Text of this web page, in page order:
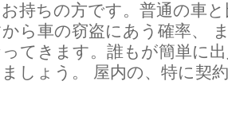
持ちの方です。普通の車
ら車の窃盗にあう確率、
てきます。誰もが簡単に
しょう。 屋内の、特に契